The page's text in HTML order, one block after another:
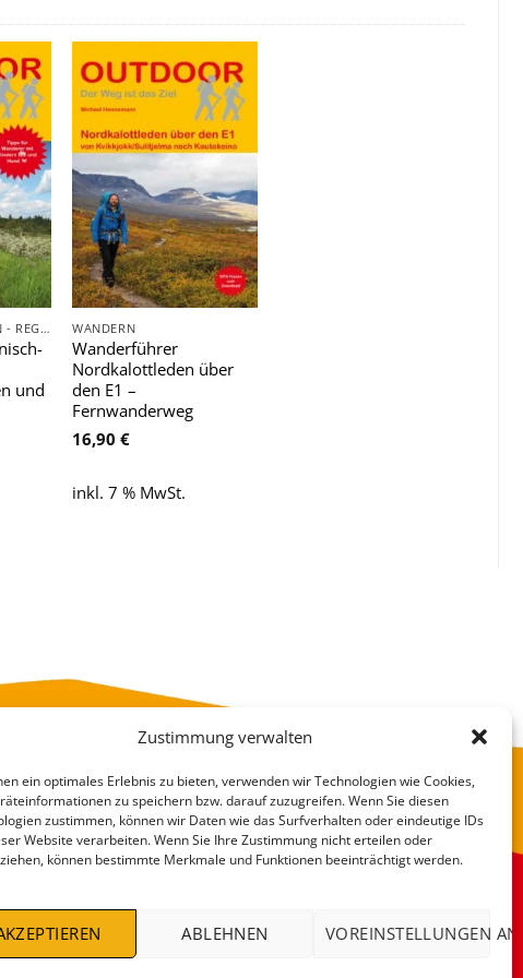
Zustimmung verwalten
ein optimales Erlebnis zu bieten, verwenden wir Technologien wie Cookies,
zu speichern bzw. darauf zuzugreifen. Wenn Sie diesen
zustimmen, können wir Daten wie das Surfverhalten oder eindeutige IDs
Website verarbeiten. Wenn Sie Ihre Zustimmung nicht erteilen oder
können bestimmte Merkmale und Funktionen beeinträchtigt werden.
ABLEHNEN VOREINSTELLUNGEN
TAGESWANDERUNGEN - REGIONAL
und
Zu
Wunschliste
hinzufügen
WANDERN
Wanderführer
Nordkalottleden über
den E1 –
Fernwanderweg
16,90€
inkl. 7 % MwSt.